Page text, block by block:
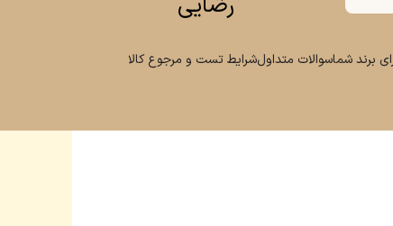
برند شماسوالات متداولشرایط تست و مرجوع کالا